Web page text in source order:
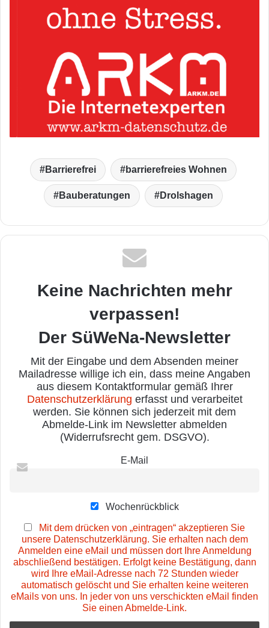
Barrierefrei barrierefreies Wohnen
Bauberatungen Drolshagen
Keine Nachrichten mehr
verpassen!
Der SüWeNa-Newsletter
Mit der Eingabe und dem Absenden meiner
Mailadresse willige ich ein, dass meine Angaben
aus diesem Kontaktformular gemäß Ihrer
Datenschutzerklärung erfasst und verarbeitet
werden. Sie können sich jederzeit mit dem
Abmelde-Link im Newsletter abmelden
(Widerrufsrecht gem. DSGVO).
E-Mail
Wochenrückblick
Mit dem drücken von „eintragen“ akzeptieren Sie
unsere Datenschutzerklärung. Sie erhalten nach dem
Anmelden eine eMail und müssen dort Ihre Anmeldung
abschließend bestätigen. Erfolgt keine Bestätigung, dann
wird Ihre eMail-Adresse nach 72 Stunden wieder
automatisch gelöscht und Sie erhalten keine weiteren
eMails von uns. In jeder von uns verschickten eMail finden
Sie einen Abmelde-Link.